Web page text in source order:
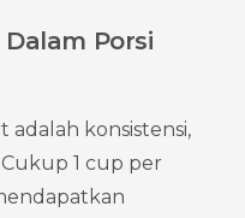
Porsi
adalah konsistensi,
1 cup per